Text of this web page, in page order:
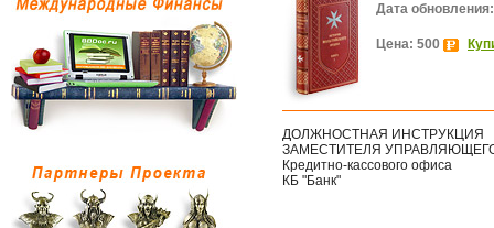
Дата обновления:
Цена: 500
ДОЛЖНОСТНАЯ ИНСТРУКЦИЯ
ЗАМЕСТИТЕЛЯ
Кредитно-кассового офиса
КБ "Банк"